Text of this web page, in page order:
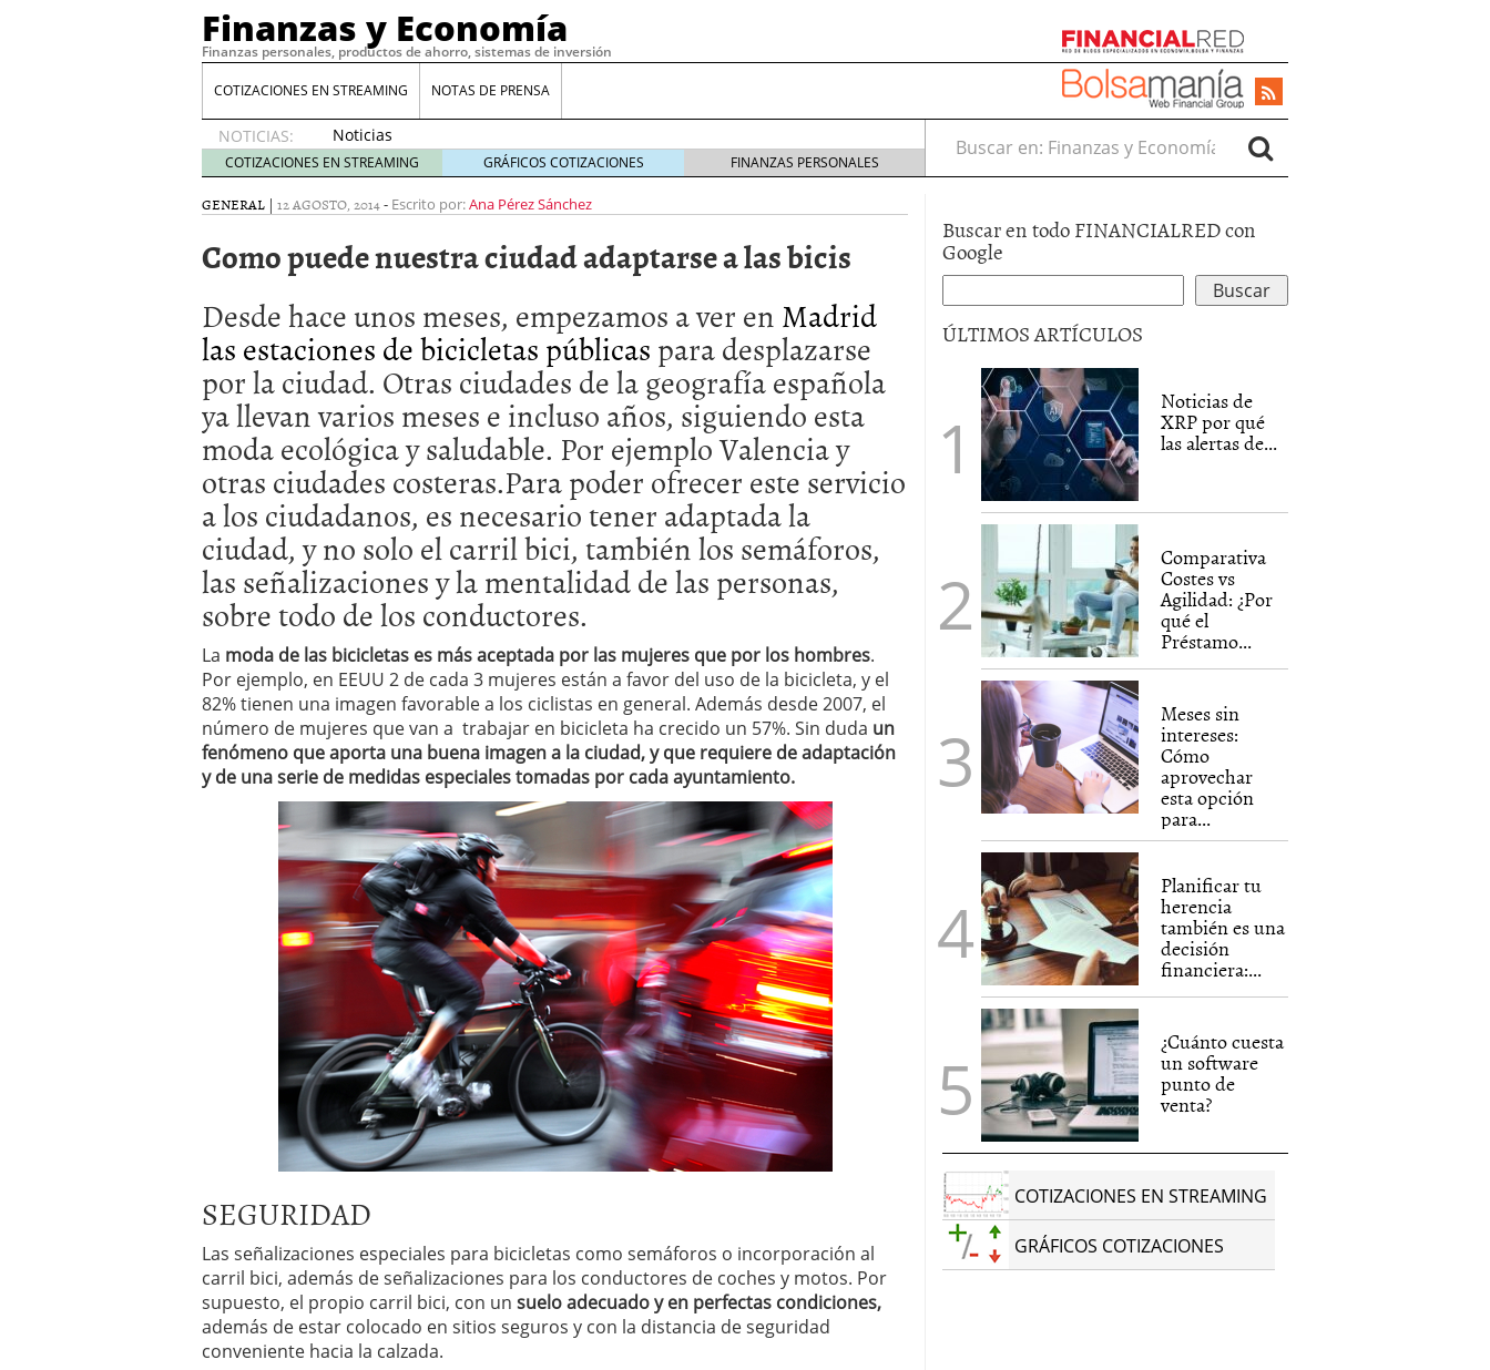
Finanzas y Economía
Finanzas personales, productos de ahorro, sistemas de inversión
COTIZACIONES EN STREAMING NOTAS DE PRENSA
NOTICIAS:
Noticias
de XRP
por qué
las
de
whales
llegar
tarde 16
de abril
de 2026
Comparativa Costes vs Agilidad: ¿Por qué el Préstamo Promotor privado
acelera la rentabilidad? 12 de diciembre de 2025
Meses sin intereses: Cómo aprovechar esta opción para gestionar tus
compras 24 de noviembre de 2025
Planificar tu herencia también es una decisión financiera: cómo anticiparte
a los costes 21 de noviembre de 2025
¿Cuánto cuesta un software punto de venta? 3 de octubre de 2025
COTIZACIONES EN STREAMING GRÁFICOS COTIZACIONES FINANZAS PERSONALES
Buscar en:
GENERAL | 12 AGOSTO, 2014- Escrito por:Ana Pérez Sánchez
Como puede nuestra ciudad adaptarse a las bicis
Desde hace unos meses, empezamos a ver enMadrid
las estaciones de bicicletas públicaspara desplazarse
por la ciudad. Otras ciudades de la geografía española
ya llevan varios meses e incluso años, siguiendo esta
moda ecológica y saludable. Por ejemplo Valencia y
otras ciudades costeras.Para poder ofrecer este servicio
a los ciudadanos, es necesario tener adaptada la
ciudad, y no solo el carril bici, también los semáforos,
las señalizaciones y la mentalidad de las personas,
sobre todo de los conductores.
La moda de las bicicletas es más aceptada por las mujeres que por los hombres.
Por ejemplo, en EEUU 2 de cada 3 mujeres están a favor del uso de la bicicleta, y el
82% tienen una imagen favorable a los ciclistas en general. Además desde 2007, el
número de mujeres que van a trabajar en bicicleta ha crecido un 57%. Sin duda un
fenómeno que aporta una buena imagen a la ciudad, y que requiere de adaptación
y de una serie de medidas especiales tomadas por cada ayuntamiento.
SEGURIDAD
Las señalizaciones especiales para bicicletas como semáforos o incorporación al
carril bici, además de señalizaciones para los conductores de coches y motos. Por
supuesto, el propio carril bici, con un suelo adecuado y en perfectas condiciones,
además de estar colocado en sitios seguros y con la distancia de seguridad
conveniente hacia la calzada.
Buscar en todo FINANCIALRED con
Google
ÚLTIMOS ARTÍCULOS
Noticias de
XRP por qué
las alertas de...
Comparativa
Costes vs
Agilidad: ¿Por
qué el
Préstamo...
Meses sin
intereses:
Cómo
aprovechar
esta opción
para...
Planificar tu
herencia
también es una
decisión
financiera:...
¿Cuánto cuesta
un software
punto de
venta?
COTIZACIONES EN STREAMING
GRÁFICOS COTIZACIONES